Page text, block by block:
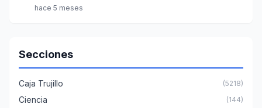
hace 5 meses
Secciones
Caja Trujillo (5218)
Ciencia (144)